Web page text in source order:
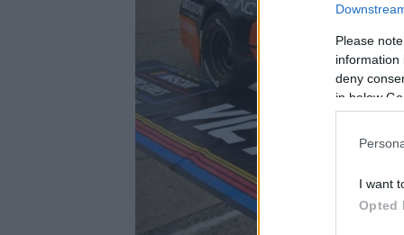
Please
information
deny
in below
I want
Opted